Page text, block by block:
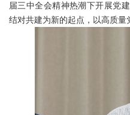
届三中全会精神热潮下开展党
结对共建为新的起点，以高质量